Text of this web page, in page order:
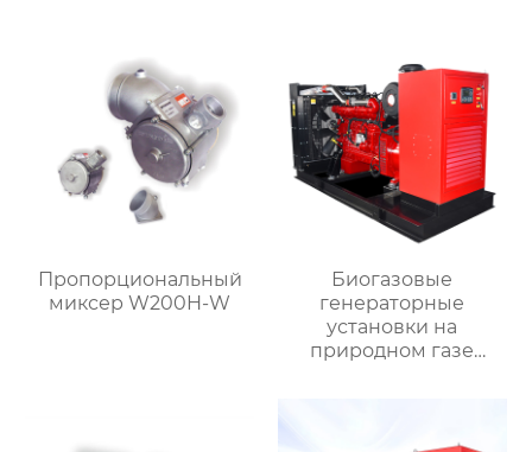
Пропорциональный
миксер W200H-W
Биогазовые
генераторные
установки на
природном газе